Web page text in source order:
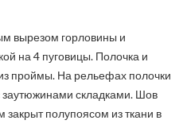
вырезом горловины и
на 4 пуговицы. Полочка и
проймы. На рельефах полочки
заутюжинами складками. Шов
закрыт полупоясом из ткани в